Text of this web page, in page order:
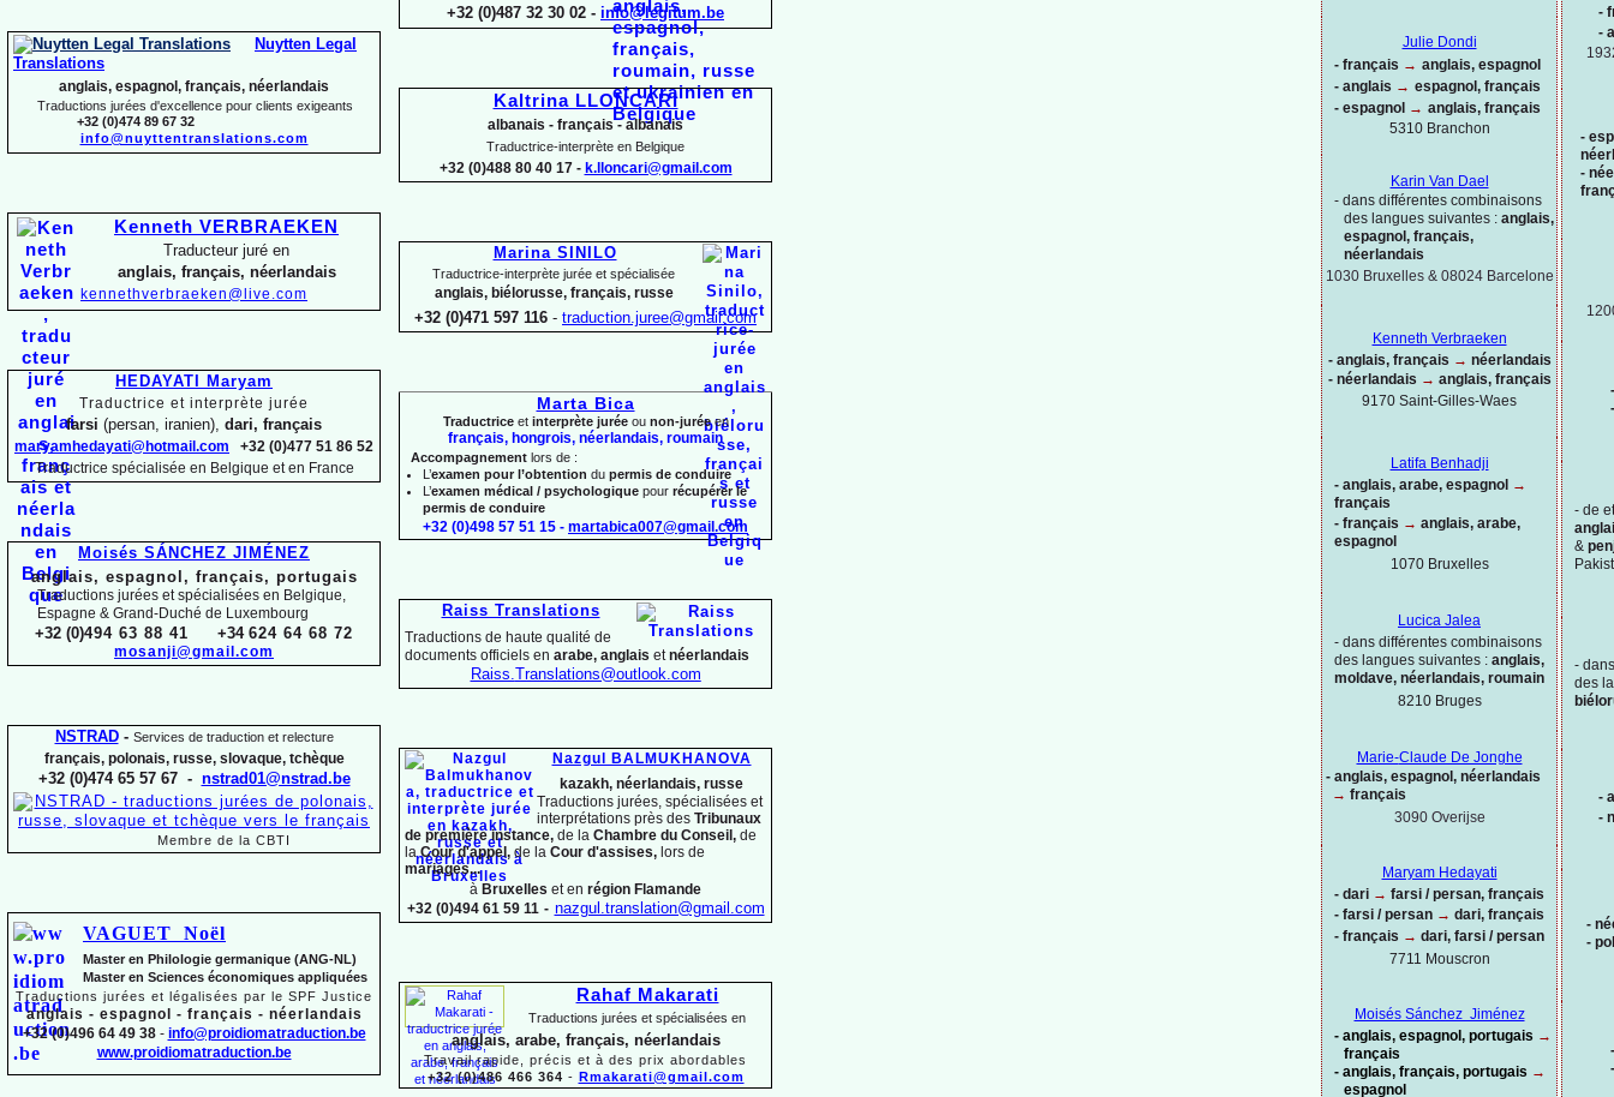
-
-
-
-
-
-
- de
&
-
des
-
-
-
-
-
-
Julie Dondi
- français → anglais, espagnol
- anglais → espagnol, français
- espagnol → anglais, français
5310 Branchon
Karin Van Dael
- dans différentes combinaisons
des langues suivantes : anglais,
espagnol, français,
néerlandais
1030 Bruxelles & 08024 Barcelone
Kenneth Verbraeken
- anglais, français → néerlandais
- néerlandais → anglais, français
9170 Saint-Gilles-Waes
Latifa Benhadji
- anglais, arabe, espagnol →
français
- français → anglais, arabe,
espagnol
1070 Bruxelles
Lucica Jalea
- dans différentes combinaisons
des langues suivantes : anglais,
moldave, néerlandais, roumain
8210 Bruges
Marie-Claude De Jonghe
- anglais, espagnol, néerlandais
→ français
3090 Overijse
Maryam Hedayati
- dari → farsi / persan, français
- farsi / persan → dari, français
- français → dari, farsi / persan
7711 Mouscron
Moisés Sánchez Jiménez
- anglais, espagnol, portugais →
français
- anglais, français, portugais →
espagnol
+32 (0)487 32 30 02 - info@legitum.be
Kaltrina LLONCARI
albanais - français -albanais
Traductrice-interprète en Belgique
+32 (0)488 80 40 17 - k.lloncari@gmail.com
Marina SINILO
Traductrice-interprète jurée et spécialisée
anglais, biélorusse, français, russe
+32 (0)471 597 116 - traduction.juree@gmail.com
Marta Bica
Traductrice etinterprète juréeou non-juréeen
français, hongrois, néerlandais, roumain
Accompagnement lors de :
L’examen pour l’obtention du permis de conduire
L’examen médical / psychologique pour récupérer le
permis de conduire
+32 (0)498 57 51 15 - martabica007@gmail.com
Raiss Translations
Traductions de haute qualité de
documents officiels en arabe, anglais etnéerlandais
Raiss. Translations@outlook.com
Nazgul BALMUKHANOVA
kazakh, néerlandais, russe
Traductions jurées, spécialisées et
interprétations près des Tribunaux
de première instance, de la Chambre du Conseil, de
laCour d'appel, de la Cour d'assises, lors de
mariages...
à Bruxelles et en région Flamande
+32 (0)494 61 59 11- nazgul.translation@gmail.com
Rahaf Makarati
Traductions jurées et spécialisées en
anglais, arabe, français, néerlandais
Travail rapide, précis et à des prix abordables
+32 (0)486 466 364 - Rmakarati@gmail.com
Nuytten Legal
Translations
anglais, espagnol, français, néerlandais
Traductions jurées d'excellence pour clients exigeants
+32 (0)474 89 67 32
info@nuyttentranslations.com
Kenneth VERBRAEKEN
Traducteur juré en
anglais, français, néerlandais
kennethverbraeken@live.com
HEDAYATI Maryam
Traductrice et interprète jurée
farsi (persan, iranien), dari, français
maryamhedayati@hotmail.com +32 (0)477 51 86 52
Traductrice spécialisée en Belgique et en France
Moisés SÁNCHEZ JIMÉNEZ
anglais, espagnol, français, portugais
Traductions jurées et spécialisées en Belgique,
Espagne & Grand-Duché de Luxembourg
+32 (0)494 63 88 41 +34 624 64 68 72
mosanji@gmail.com
NSTRAD- Services de traduction et relecture
français, polonais, russe, slovaque, tchèque
+32 (0)474 65 57 67 - nstrad01@nstrad.be
Membre de la CBTI
VAGUET Noël
Master en Philologie germanique (ANG-NL)
Master en Sciences économiques appliquées
Traductions jurées et légalisées par le SPF Justice
anglais - espagnol - français - néerlandais
+32 (0)496 64 49 38 - info@proidiomatraduction.be
www.proidiomatraduction.be